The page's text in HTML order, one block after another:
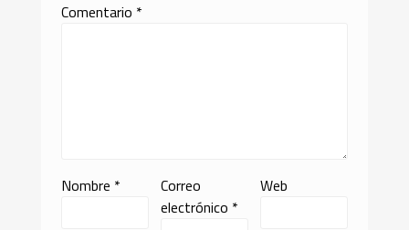
Comentario *
Nombre *
Correo
electrónico *
Web